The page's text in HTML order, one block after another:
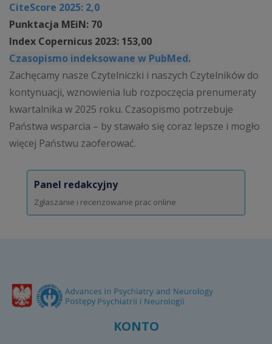
CiteScore 2025: 2,0
Punktacja MEiN: 70
Index Copernicus 2023: 153,00
Czasopismo indeksowane w PubMed.
Zachęcamy nasze Czytelniczki i naszych Czytelników do
kontynuacji, wznowienia lub rozpoczęcia prenumeraty
kwartalnika w 2025 roku. Czasopismo potrzebuje
Państwa wsparcia – by stawało się coraz lepsze i mogło
więcej Państwu zaoferować.
Panel redakcyjny
Zgłaszanie i recenzowanie prac online
KONTO